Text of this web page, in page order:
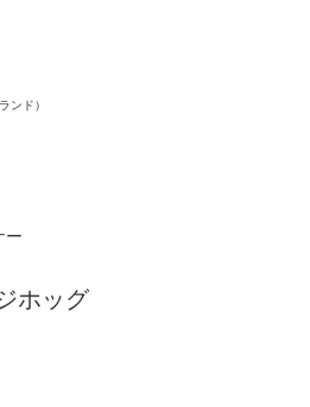
ンド）
ー
ホッグ